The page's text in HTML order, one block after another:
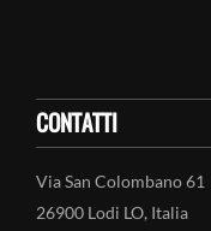
CONTATTI
Via San Colombano 61
26900 Lodi LO, Italia